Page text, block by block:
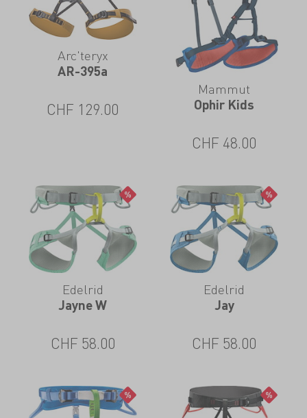
Arc'teryx
AR-395a
CHF 129.00
Mammut
Ophir Kids
CHF 48.00
Edelrid
Jayne W
CHF 58.00
Edelrid
Jay
CHF 58.00